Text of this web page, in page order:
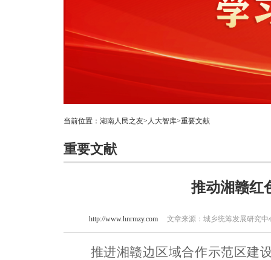
当前位置： 湖南人民之友> 人大智库>重要文献
重要文献
推动湘赣红
http://www.hnrmzy.com文章来源：城乡统筹发展研究
推进湘赣边区域合作示范区建